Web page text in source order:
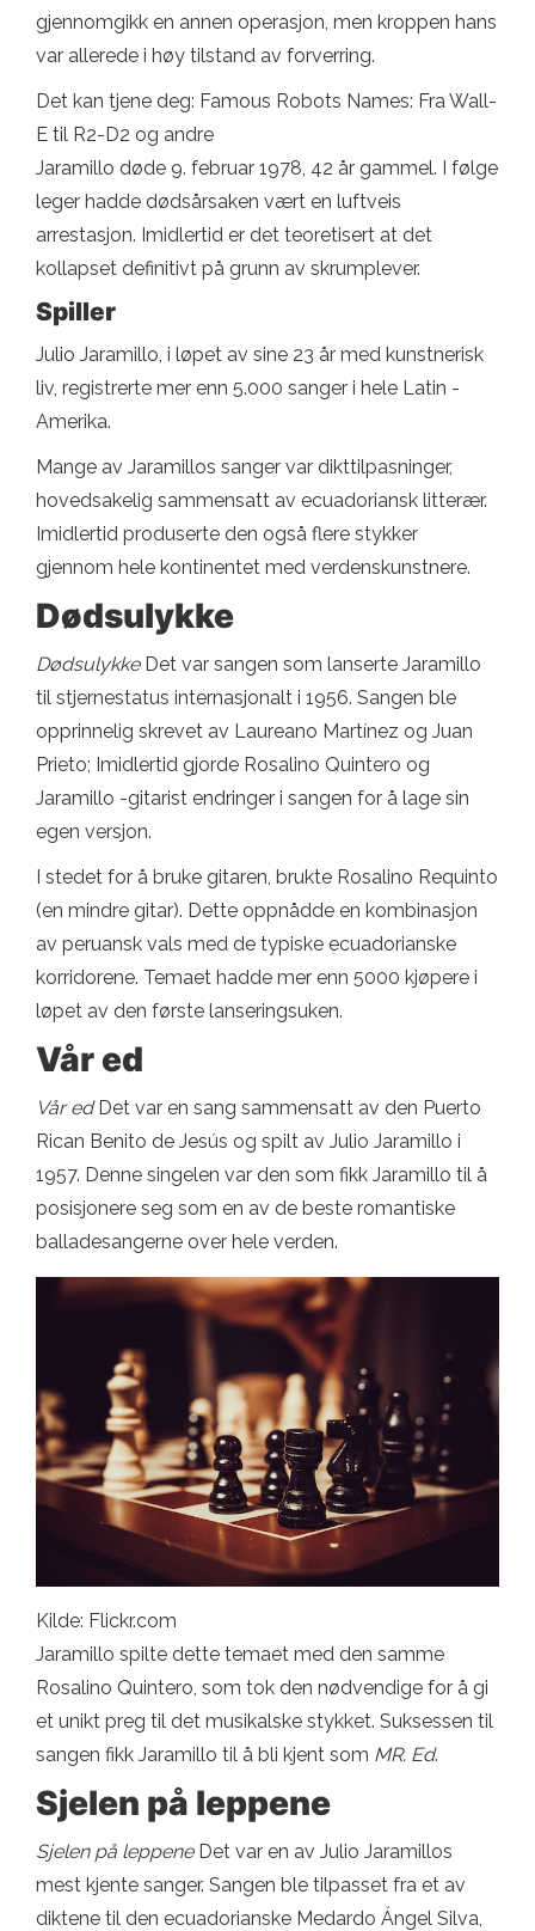
gjennomgikk en annen operasjon, men kroppen hans
var allerede i høy tilstand av forverring.
Det kan tjene deg: Famous Robots Names: Fra Wall-
E til R2-D2 og andre
Jaramillo døde 9. februar 1978, 42 år gammel. I følge
leger hadde dødsårsaken vært en luftveis
arrestasjon. Imidlertid er det teoretisert at det
kollapset definitivt på grunn av skrumplever.
Spiller
Julio Jaramillo, i løpet av sine 23 år med kunstnerisk
liv, registrerte mer enn 5.000 sanger i hele Latin -
Amerika.
Mange av Jaramillos sanger var dikttilpasninger,
hovedsakelig sammensatt av ecuadoriansk litterær.
Imidlertid produserte den også flere stykker
gjennom hele kontinentet med verdenskunstnere.
Dødsulykke
DødsulykkeDet var sangen som lanserte Jaramillo
til stjernestatus internasjonalt i 1956. Sangen ble
opprinnelig skrevet av Laureano Martínez og Juan
Prieto; Imidlertid gjorde Rosalino Quintero og
Jaramillo -gitarist endringer i sangen for å lage sin
egen versjon.
I stedet for å bruke gitaren, brukte Rosalino Requinto
(en mindre gitar). Dette oppnådde en kombinasjon
av peruansk vals med de typiske ecuadorianske
korridorene. Temaet hadde mer enn 5000 kjøpere i
løpet av den første lanseringsuken.
Vår ed
Vår edDet var en sang sammensatt av den Puerto
Rican Benito de Jesús og spilt av Julio Jaramillo i
1957. Denne singelen var den som fikk Jaramillo til å
posisjonere seg som en av de beste romantiske
balladesangerne over hele verden.
Kilde: Flickr.com
Jaramillo spilte dette temaet med den samme
Rosalino Quintero, som tok den nødvendige for å gi
et unikt preg til det musikalske stykket. Suksessen til
sangen fikk Jaramillo til å bli kjent som MR. Ed.
Sjelen på leppene
Sjelen på leppeneDet var en av Julio Jaramillos
mest kjente sanger. Sangen ble tilpasset fra et av
diktene til den ecuadorianske Medardo Ángel Silva,